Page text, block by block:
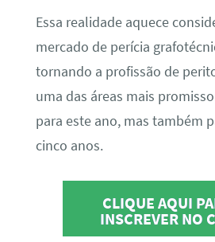
Essa realidade aquece
mercado de perícia
tornando a profissão de
uma das áreas mais
para este ano, mas também
cinco anos.
CLIQUE AQUI
INSCREVER NO